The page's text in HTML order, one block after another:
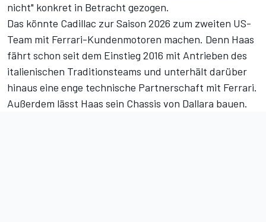
nicht" konkret in Betracht gezogen.
Das könnte Cadillac zur Saison 2026 zum zweiten US-
Team mit Ferrari-Kundenmotoren machen. Denn Haas
fährt schon seit dem Einstieg 2016 mit Antrieben des
italienischen Traditionsteams und unterhält darüber
hinaus eine enge technische Partnerschaft mit Ferrari.
Außerdem lässt Haas sein Chassis von Dallara bauen.